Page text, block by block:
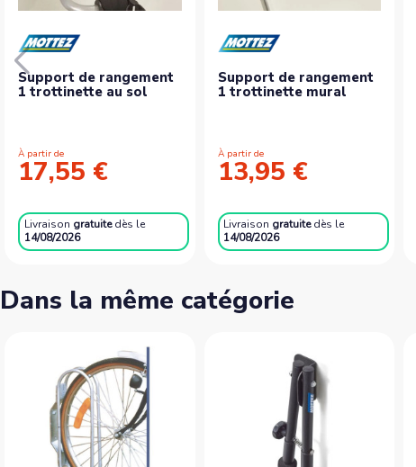
Support de rangement
1 trottinette au sol
À partir de
17,55 €
Livraison gratuite dès le
14/08/2026
Support de rangement
1 trottinette mural
À partir de
13,95 €
Livraison gratuite dès le
14/08/2026
Dans la même catégorie